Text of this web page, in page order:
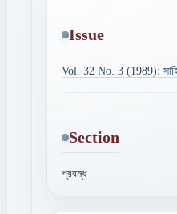
Issue
Vol. 32 No. 3 (1989):
Section
প্রবন্ধ